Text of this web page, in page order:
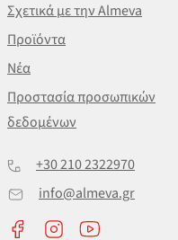
Σχετικά με την Almeva
Προϊόντα
Νέα
Προστασία προσωπικών
δεδομένων
+30 210 2322970
info@almeva.gr